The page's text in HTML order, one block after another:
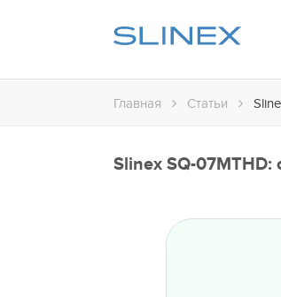
Главная Статьи
Slinex SQ-07MTHD: